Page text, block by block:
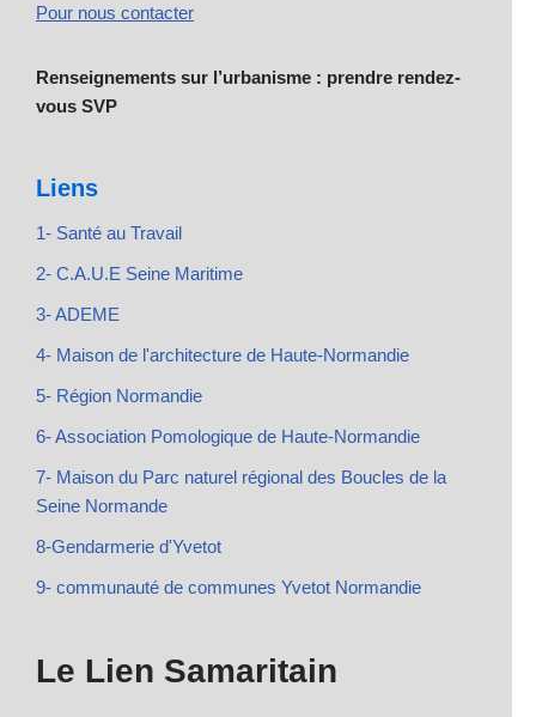
Pour nous contacter
Renseignements sur l’urbanisme : prendre rendez-
vous SVP
Liens
1- Santé au Travail
2- C.A.U.E Seine Maritime
3- ADEME
4- Maison de l'architecture de Haute-Normandie
5- Région Normandie
6- Association Pomologique de Haute-Normandie
7- Maison du Parc naturel régional des Boucles de la
Seine Normande
8-Gendarmerie d'Yvetot
9- communauté de communes Yvetot Normandie
Le Lien Samaritain